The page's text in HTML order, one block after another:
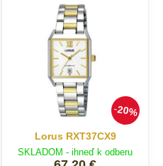
20%
Lorus RXT37CX9
SKLADOM - ihneď k odberu